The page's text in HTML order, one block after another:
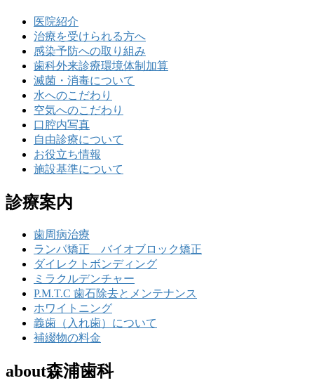
医院紹介
治療を受けられる方へ
感染予防への取り組み
歯科外来診療環境体制加算
滅菌・消毒について
水へのこだわり
空気へのこだわり
口腔内写真
自由診療について
お役立ち情報
施設基準について
診療案内
歯周病治療
ランパ矯正 バイオブロック矯正
ダイレクトボンディング
ミラクルデンチャー
P.M.T.C 歯石除去とメンテナンス
ホワイトニング
義歯（入れ歯）について
補綴物の料金
about森浦歯科